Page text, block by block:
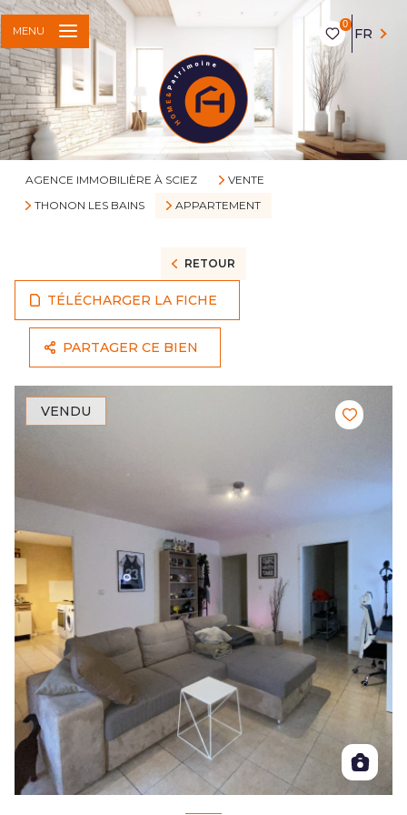
0
FR
MENU
AGENCE IMMOBILIÈRE À SCIEZ
VENTE
THONON LES BAINS
APPARTEMENT
RETOUR
TÉLÉCHARGER LA FICHE
PARTAGER CE BIEN
VENDU